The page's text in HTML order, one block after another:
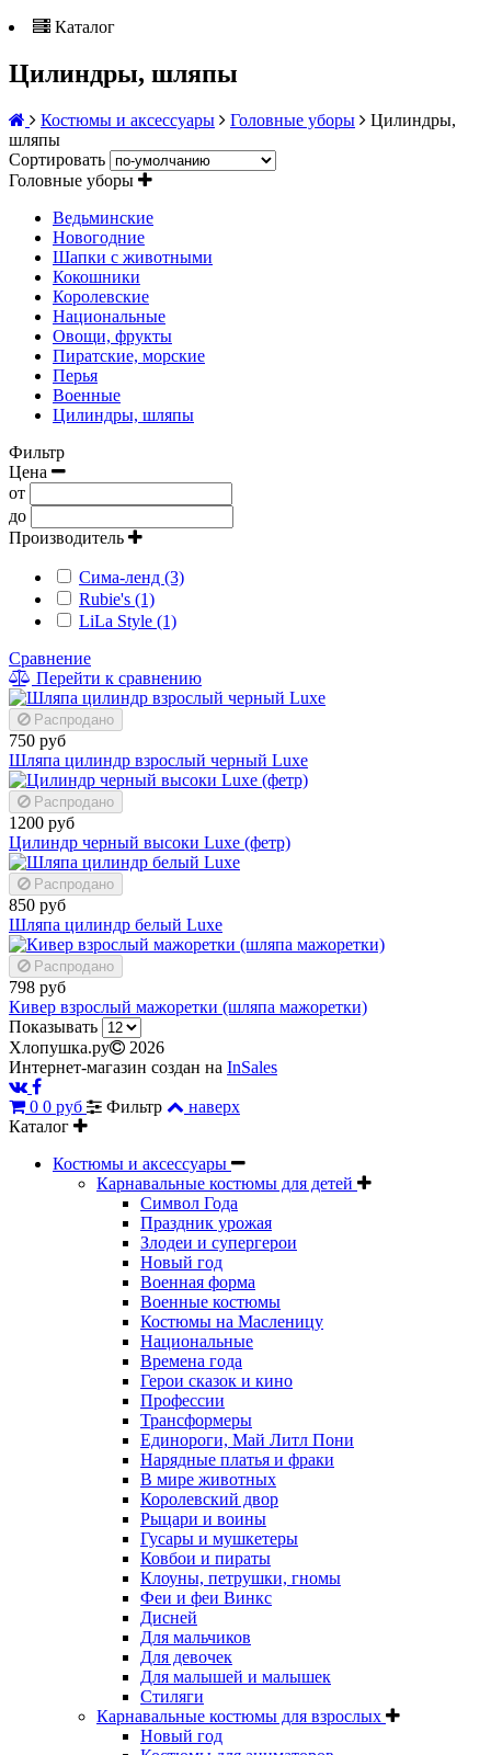
Каталог
Цилиндры, шляпы
Костюмы и аксессуары Головные уборы
Цилиндры,
шляпы
Сортировать
Головные уборы
Ведьминские
Новогодние
Шапки с животными
Кокошники
Королевские
Национальные
Овощи, фрукты
Пиратские, морские
Перья
Военные
Цилиндры, шляпы
Фильтр
Цена
от
до
Производитель
Сима-ленд (3)
Rubie's (1)
LiLa Style (1)
Сравнение
Перейти к сравнению
Распродано
750 руб
Шляпа цилиндр взрослый черный Luxe
Распродано
1200 руб
Цилиндр черный высоки Luxe (фетр)
Распродано
850 руб
Шляпа цилиндр белый Luxe
Распродано
798 руб
Кивер взрослый мажоретки (шляпа мажоретки)
Показывать
Хлопушка.ру
2026
Интернет-магазин создан на InSales
0 0 руб Фильтр
наверх
Каталог
Костюмы и аксессуары
Карнавальные костюмы для детей
Символ Года
Праздник урожая
Злодеи и супергерои
Новый год
Военная форма
Военные костюмы
Костюмы на Масленицу
Национальные
Времена года
Герои сказок и кино
Профессии
Трансформеры
Единороги, Май Литл Пони
Нарядные платья и фраки
В мире животных
Королевский двор
Рыцари и воины
Гусары и мушкетеры
Ковбои и пираты
Клоуны, петрушки, гномы
Феи и феи Винкс
Дисней
Для мальчиков
Для девочек
Для малышей и малышек
Стиляги
Карнавальные костюмы для взрослых
Новый год